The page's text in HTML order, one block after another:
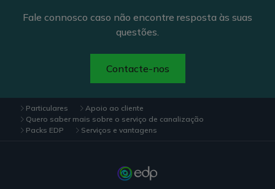
Fale connosco caso não encontre resposta às suas
questões.
Contacte-nos
Particulares
Apoio ao cliente
Quero saber mais sobre o serviço de canalização
Packs EDP
Serviços e vantagens